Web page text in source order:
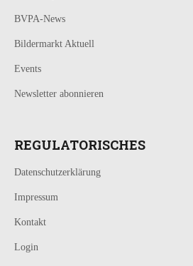
BVPA-News
Bildermarkt Aktuell
Events
Newsletter abonnieren
REGULATORISCHES
Datenschutzerklärung
Impressum
Kontakt
Login